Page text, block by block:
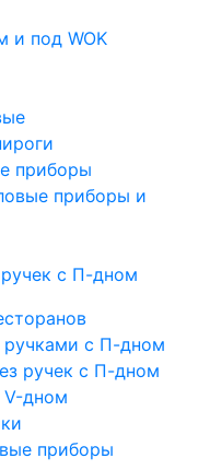
и под WOK
приборы
приборы и
с П-дном
с П-дном
ручек с П-дном
дном
приборы